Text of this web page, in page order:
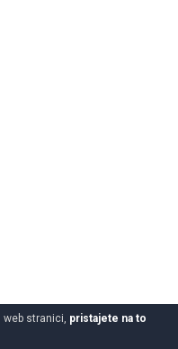
web stranici, pristajete na to